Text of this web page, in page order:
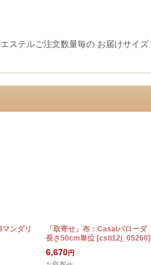
ステルご注文数量毎の お届けサイ
マンダリ
「取寄せ」布：Casalバローダ
長さ50cm単位 [csti12j_05260]
6,670円